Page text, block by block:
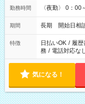
勤務時間 〈夜勤〉 0：
期間 長期 開始日相
特徴 日払いOK / 履歴
務 / 電話対応な
気になる！